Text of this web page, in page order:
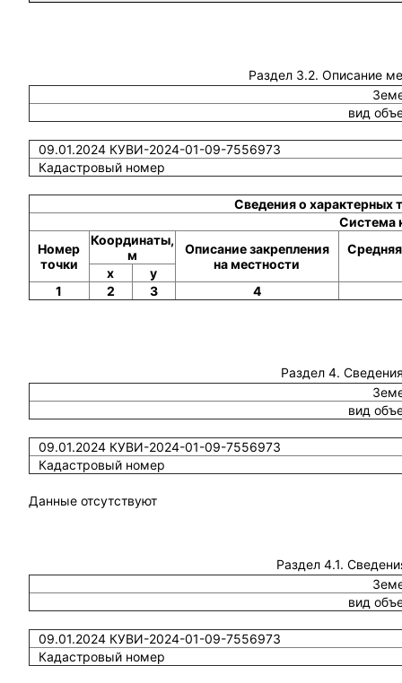
Раздел 3.2. Описание
вид
09.01.2024 КУВИ-2024-01-09-7556973
Кадастровый номер
Сведения о характерных
Система
Номер
точки
Координаты,
м
Описание закрепления
на местности
x
y
1
2 3 4
Раздел 4.
вид
09.01.2024 КУВИ-2024-01-09-7556973
Кадастровый номер
Данные отсутствуют
Раздел 4.1.
вид
09.01.2024 КУВИ-2024-01-09-7556973
Кадастровый номер